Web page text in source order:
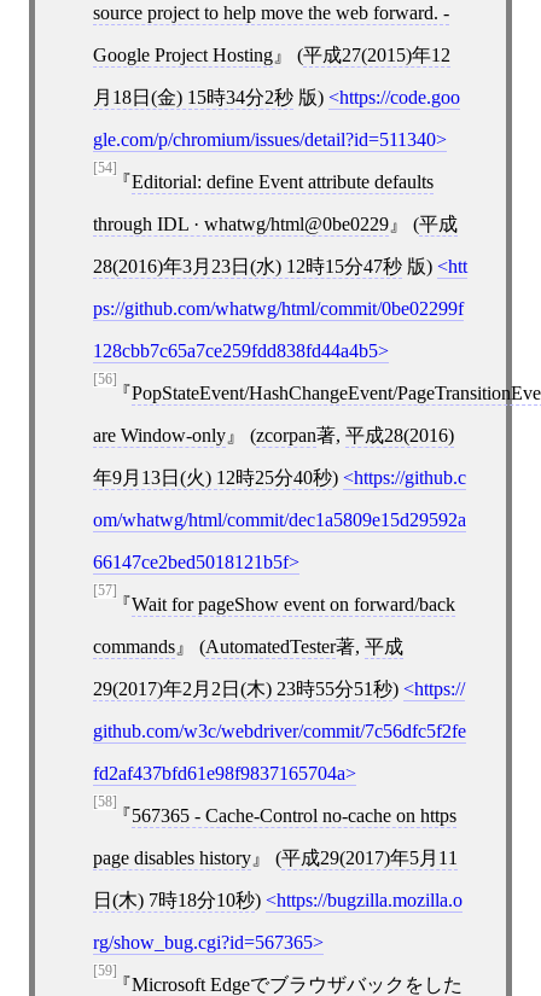
source project to help move the web forward. -
Google Project Hosting (平成27(2015)年12
月18日(金) 15時34分2秒版) https://code.goo
gle.com/p/chromium/issues/detail?id=511340
[54]
Editorial: define Event attribute defaults
through IDL · whatwg/html@0be0229 (平成
28(2016)年3月23日(水) 12時15分47秒版) htt
ps://github.com/whatwg/html/commit/0be02299f
128cbb7c65a7ce259fdd838fd44a4b5
[56]
PopStateEvent/HashChangeEvent/
are Window-only (zcorpan著, 平成28(2016)
年9月13日(火) 12時25分40秒) https://github.c
om/whatwg/html/commit/dec1a5809e15d29592a
66147ce2bed5018121b5f
[57]
Wait for pageShow event on forward/back
commands (AutomatedTester著, 平成
29(2017)年2月2日(木) 23時55分51秒) https://
github.com/w3c/webdriver/commit/7c56dfc5f2fe
fd2af437bfd61e98f9837165704a
[58]
567365 - Cache-Control no-cache on https
page disables history (平成29(2017)年5月11
日(木) 7時18分10秒) https://bugzilla.mozilla.o
rg/show_bug.cgi?id=567365
[59]
Microsoft Edgeでブラウザバックをした